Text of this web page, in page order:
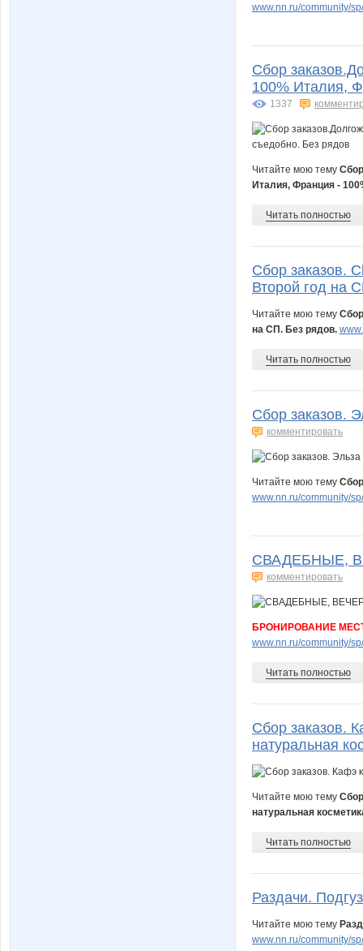
www.nn.ru/community/
Сбор
100% Италия,
1337
Читайте мою тему
Италия, Франция -
Читать полностью
Сбор заказов.
Второй год на
Читайте мою тему
на СП. Без рядов.
Читать полностью
Сбор заказов.
комментировать
Читайте мою тему
www.nn.ru/community/
СВАДЕБНЫЕ,
комментировать
БРОНИРОВАНИЕ
www.nn.ru/community/
Читать полностью
Сбор заказов.
натуральная
Читайте мою тему
натуральная
Читать полностью
Раздачи.
Читайте мою тему
www.nn.ru/community/